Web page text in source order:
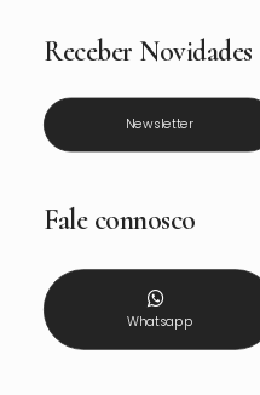
Receber Novidades
Newsletter
Fale connosco
Whatsapp